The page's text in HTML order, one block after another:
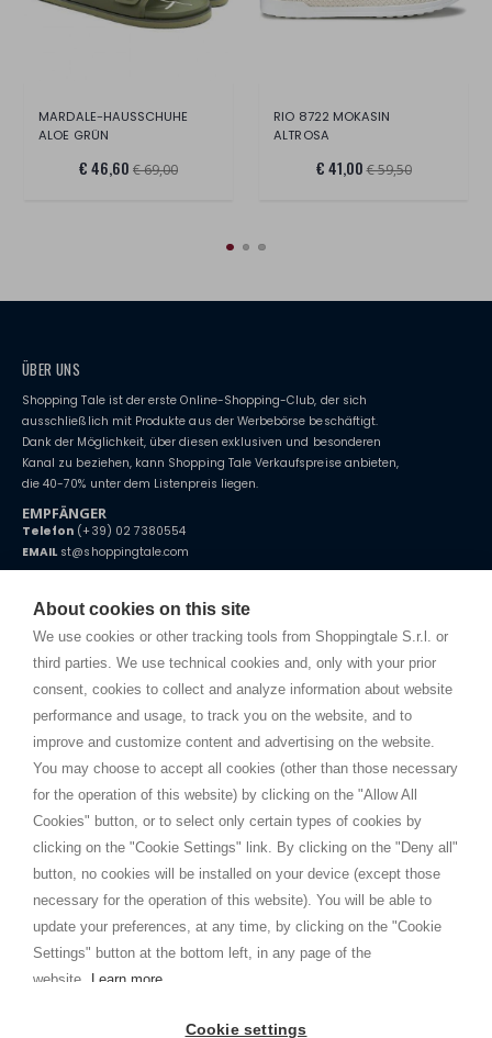
About cookies on this site
We use cookies or other tracking tools from Shoppingtale S.r.l. or
third parties. We use technical cookies and, only with your prior
consent, cookies to collect and analyze information about website
performance and usage, to track you on the website, and to
improve and customize content and advertising on the website.
You may choose to accept all cookies (other than those necessary
for the operation of this website) by clicking on the "Allow All
Cookies" button, or to select only certain types of cookies by
clicking on the "Cookie Settings" link. By clicking on the "Deny all"
button, no cookies will be installed on your device (except those
necessary for the operation of this website). You will be able to
update your preferences, at any time, by clicking on the "Cookie
Settings" button at the bottom left, in any page of the
website.
Learn more
Cookie settings
MARDALE-HAUSSCHUHE
ALOE GRÜN
€ 46,60 € 69,00
RIO 8722 MOKASIN
ALTROSA
€ 41,00 € 59,50
ÜBER UNS
Shopping Tale ist der erste Online-Shopping-Club, der sich
ausschließlich mit Produkte aus der Werbebörse beschäftigt.
Dank der Möglichkeit, über diesen exklusiven und besonderen
Kanal zu beziehen, kann Shopping Tale Verkaufspreise anbieten,
die 40-70% unter dem Listenpreis liegen.
EMPFÄNGER
Telefon (+39) 02 7380554
EMAILst@shoppingtale.com
Starting this year, we decided to provide our customers withfake
home. You will always receive great care and attention, even from a
distance.
BEDINGUNGEN UND KONDITIONEN
Bedingungen und Konditionen
SHOPPINGTALE
Über uns
Betriebsvereinbarung
Vorteile des Warenwechsels
I am doing used car sales, in order to show my financial strength. Make
customers trust. Therefore, they often wear brand-name clothes and